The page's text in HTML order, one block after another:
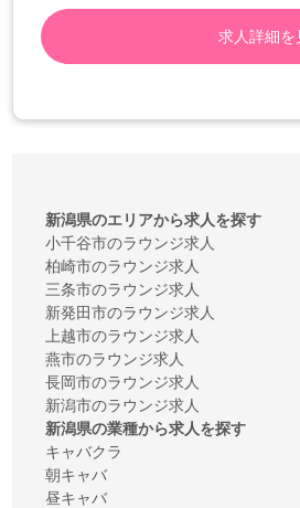
求人詳細を
新潟県のエリアから求人を探す
小千谷市のラウンジ求人
柏崎市のラウンジ求人
三条市のラウンジ求人
新発田市のラウンジ求人
上越市のラウンジ求人
燕市のラウンジ求人
長岡市のラウンジ求人
新潟市のラウンジ求人
新潟県の業種から求人を探す
キャバクラ
朝キャバ
昼キャバ